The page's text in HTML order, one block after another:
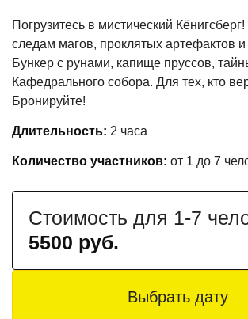
Погрузитесь в мистический
следам магов, проклятых артефактов
Бункер с рунами, капище пруссов,
Кафедрального собора. Для тех, кто
Бронируйте!
Длительность: 2 часа
Количество участников: от 1 до 7
Стоимость для 1-7
5500 руб.
Выбрать дату